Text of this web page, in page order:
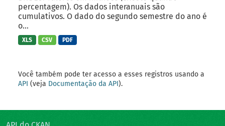
percentagem). Os dados interanuais são
cumulativos. O dado do segundo semestre do ano é
o...
XLS CSV PDF
Você também pode ter acesso a esses registros usando a
API (veja Documentação da API).